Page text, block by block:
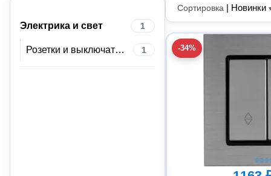
Электрика и свет 1
Розетки и выключатели 1
Сортировка | Новинки
-34%